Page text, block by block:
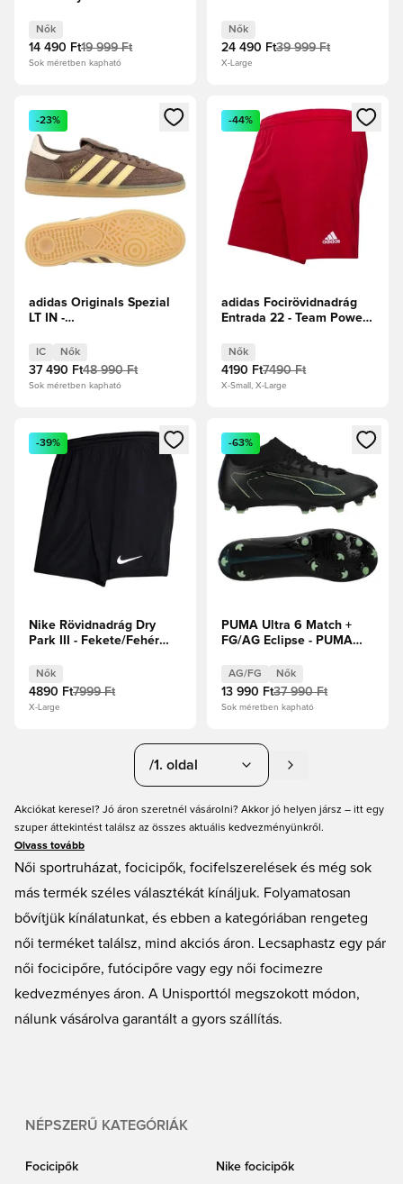
Nők
14 490 Ft19 999 Ft
Sok méretben kapható
Nők
24 490 Ft39 999 Ft
X-Large
Megnyit egy modált a bejelentkezéshez vagy a tagként
-23%
adidas Originals Spezial
LT IN -
Árnyalat/Csodafehér Női
IC Nők
37 490 Ft48 990 Ft
Sok méretben kapható
Megnyit egy modált a
-44%
adidas Focirövidnadrág
Entrada 22 - Team Power
Nők
4190 Ft7490 Ft
X-Small, X-Large
Megnyit egy modált a bejelentkezéshez vagy a tagként
-39%
Nike Rövidnadrág Dry
Park III - Fekete/Fehér
Nők
4890 Ft7999 Ft
X-Large
Megnyit egy modált a
-63%
PUMA Ultra 6 Match +
FG/AG Eclipse - PUMA
pálya
AG/FG Nők
13 990 Ft37 990 Ft
Sok méretben kapható
/1. oldal
Akciókat keresel? Jó áron szeretnél vásárolni? Akkor jó helyen jársz – itt egy
szuper áttekintést találsz az összes aktuális kedvezményünkről.
Olvass tovább
Női sportruházat, focicipők, focifelszerelések és még sok
más termék széles választékát kínáljuk. Folyamatosan
bővítjük kínálatunkat, és ebben a kategóriában rengeteg
női terméket találsz, mind akciós áron. Lecsaphastz egy pár
női focicipőre, futócipőre vagy egy női focimezre
kedvezményes áron. A Unisporttól megszokott módon,
nálunk vásárolva garantált a gyors szállítás.
NÉPSZERŰ KATEGÓRIÁK
Focicipők Nike focicipők